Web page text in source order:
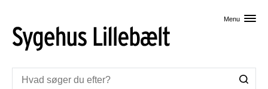
Menu